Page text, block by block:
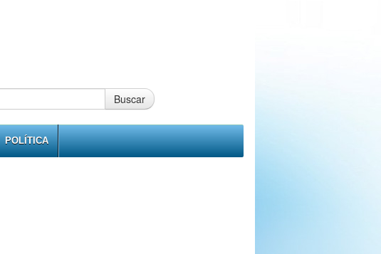
Buscar
POLÍTICA